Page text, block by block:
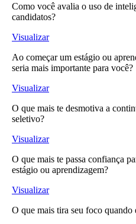
Como você avalia o uso de
candidatos?
Visualizar
Ao começar um estágio ou
seria mais importante para você?
Visualizar
O que mais te desmotiva a
seletivo?
Visualizar
O que mais te passa confiança
estágio ou aprendizagem?
Visualizar
O que mais tira seu foco quando